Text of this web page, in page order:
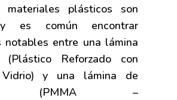
plásticos son
es común encontrar
notables entre una lámina
Reforzado con
y una lámina de
(PMMA –